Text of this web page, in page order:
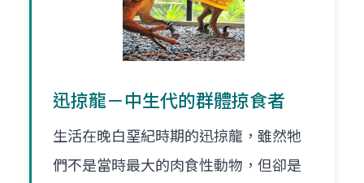
迅掠龍－中生代的群體掠食者
生活在晚白堊紀時期的迅掠龍，雖然牠
們不是當時最大的肉食性動物，但卻是